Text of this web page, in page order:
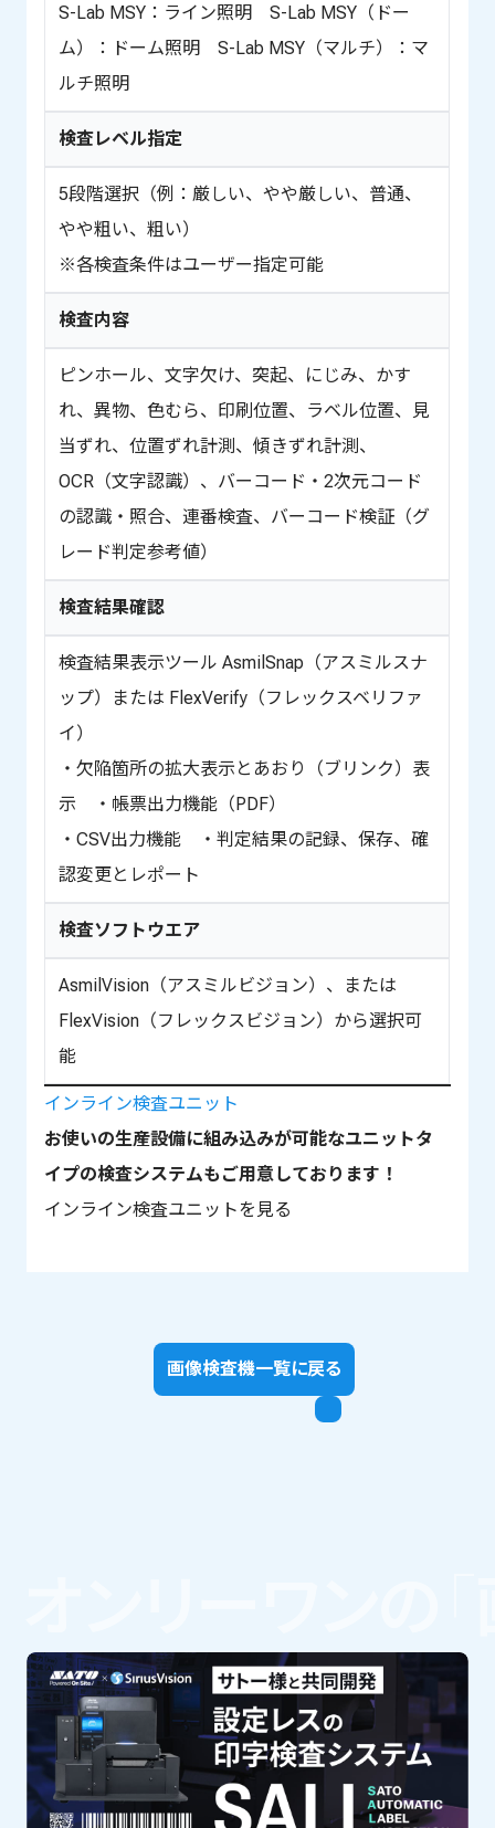
S-Lab MSY：ライン照明 S-Lab MSY（ドー
ム）：ドーム照明 S-Lab MSY（マルチ）：マ
ルチ照明
検査レベル指定
5段階選択（例：厳しい、やや厳しい、普通、
やや粗い、粗い）
※各検査条件はユーザー指定可能
検査内容
ピンホール、文字欠け、突起、にじみ、かす
れ、異物、色むら、印刷位置、ラベル位置、見
当ずれ、位置ずれ計測、傾きずれ計測、
OCR（文字認識）、バーコード・2次元コード
の認識・照合、連番検査、バーコード検証（グ
レード判定参考値）
検査結果確認
検査結果表示ツールAsmilSnap（アスミルスナ
ップ）
または FlexVerify（フレックスベリファ
イ）
・欠陥箇所の拡大表示とあおり（ブリンク）表
示 ・帳票出力機能（PDF）
・CSV出力機能 ・判定結果の記録、保存、確
認変更とレポート
検査ソフトウエア
AsmilVision（アスミルビジョン） 、または
FlexVision（フレックスビジョン） から選択可
能
インライン検査ユニット
お使いの生産設備に組み込みが可能なユニットタ
イプの検査システムもご用意しております！
インライン検査ユニットを見る
画像検査機一覧に戻る